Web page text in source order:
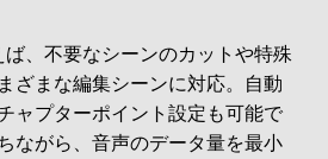
、不要なシーンのカットや特殊
ざまな編集シーンに対応。自動
ャプターポイント設定も可能で
ながら、音声のデータ量を最小